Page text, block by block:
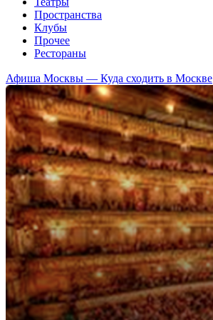
Пространства
Клубы
Прочее
Рестораны
Афиша Москвы — Куда сходить в Москве